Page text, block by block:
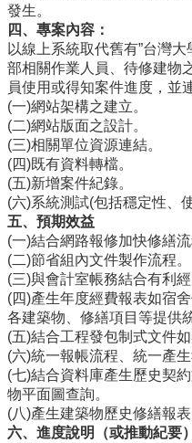
規
彙
編
行
政
會
議
校
務
會
議
校
務
發
展
規
劃
委
員
發生。
四、專案內容：
以線上系統取代舊有”台灣
部相關作業人員、待修建物
員使用或得知案件進度，並
(一)網站架構之建立。
(二)網站版面之設計。
(三)相關單位資源連結。
(四)既有資料轉檔。
(五)新增案件紀錄。
(六)系統測試(包括穩定性、
五、預期效益
(一)結合網路報修加快修繕流
(二)節省組內文件製作流程。
(三)與會計室帳務結合有利經
(四)產生年度經費報表如宿
各建築物、修繕項目等提供
(五)結合工程發包制式文件
(六)統一報帳流程、統一產生
(七)結合資料庫產生歷史契
物平面圖查詢。
(八)產生建築物歷史修繕報表
六、進度說明（或推動紀要）